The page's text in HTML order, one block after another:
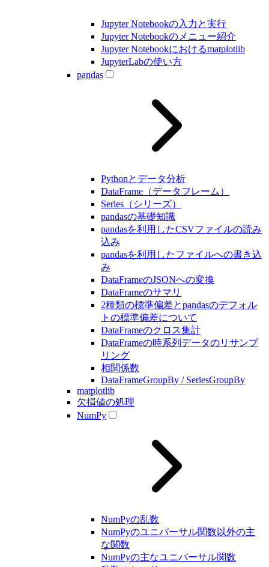
Jupyter Notebookの入力と実行
Jupyter Notebookのメニュー紹介
Jupyter Notebookにおけるmatplotlib
JupyterLabの使い方
pandas
Pythonとデータ分析
DataFrame（データフレーム）
Series（シリーズ）
pandasの基礎知識
pandasを利用したCSVファイルの読み
込み
pandasを利用したファイルへの書き込
み
DataFrameのJSONへの変換
DataFrameのサマリ
2種類の標準偏差とpandasのデフォル
トの標準偏差について
DataFrameのクロス集計
DataFrameの時系列データのリサンプ
リング
相関係数
DataFrameGroupBy / SeriesGroupBy
matplotlib
欠損値の処理
NumPy
NumPyの乱数
NumPyのユニバーサル関数以外の主
な関数
NumPyの主なユニバーサル関数